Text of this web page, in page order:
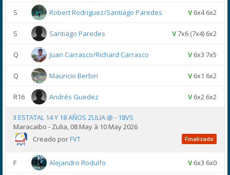
S Robert Rodriguez/Santiago Paredes V6x4 6x2
S Santiago Paredes V7x6 (7x4) 6x2
Q Juan Carrasco/Richard Carrasco V6x3 7x5
Q Mauricio Berbin V6x1 6x2
R16 Andrés Guedez V6x2 6x2
II ESTATAL 14 Y 18 AÑOS ZULIA @ - 18VS
Maracaibo - Zulia, 08 May à 10 May 2026
Creado porFVT Finalizado
F Alejandro Rodulfo V6x3 6x0